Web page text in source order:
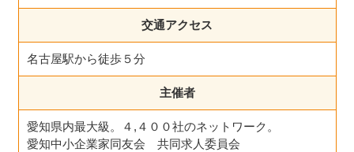
交通アクセス
名古屋駅から徒歩５分
主催者
愛知県内最大級。４,４００社のネットワーク。
愛知中小企業家同友会 共同求人委員会